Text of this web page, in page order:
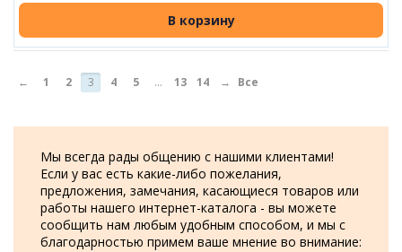
В корзину
← 1 2 3 4 5 ... 13 14 → Все
Мы всегда рады общению с нашими клиентами!
Если у вас есть какие-либо пожелания,
предложения, замечания, касающиеся товаров или
работы нашего интернет-каталога - вы можете
сообщить нам любым удобным способом, и мы с
благодарностью примем ваше мнение во внимание: